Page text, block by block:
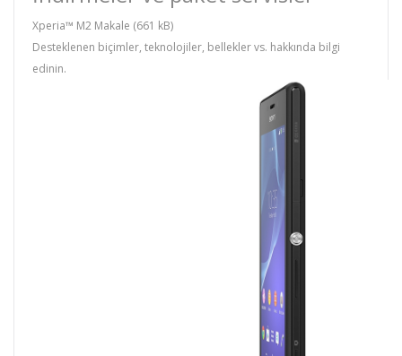
Xperia™ M2 Makale (661 kB)
Desteklenen biçimler, teknolojiler, bellekler vs. hakkında bilgi
edinin.